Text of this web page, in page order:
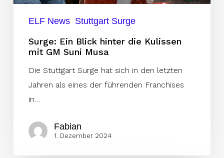
Musa
ELF News Stuttgart Surge
Surge: Ein Blick hinter die Kulissen
mit GM Suni Musa
Die Stuttgart Surge hat sich in den letzten
Jahren als eines der führenden Franchises
in…
Fabian
1. Dezember 2024